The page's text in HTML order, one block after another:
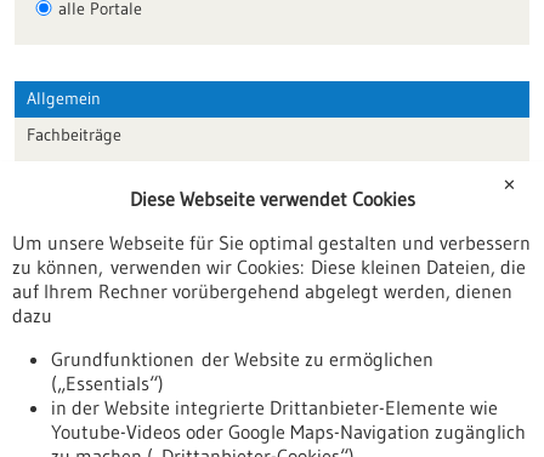
alle Portale
Allgemein
Fachbeiträge
Veranstaltungen
Erscheinungsdatum
✕
Diese Webseite verwendet Cookies
Um unsere Webseite für Sie optimal gestalten und verbessern
zu können, verwenden wir Cookies: Diese kleinen Dateien, die
auf Ihrem Rechner vorübergehend abgelegt werden, dienen
dazu
Grundfunktionen der Website zu ermöglichen
(„Essentials“)
in der Website integrierte Drittanbieter-Elemente wie
Youtube-Videos oder Google Maps-Navigation zugänglich